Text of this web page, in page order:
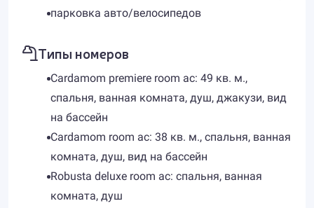
парковка авто/велосипедов
Типы номеров
Cardamom premiere room ac: 49 кв. м.,
спальня, ванная комната, душ, джакузи, вид
на бассейн
Cardamom room ac: 38 кв. м., спальня, ванная
комната, душ, вид на бассейн
Robusta deluxe room ac: спальня, ванная
комната, душ